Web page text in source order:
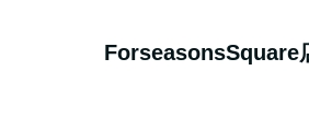
ForseasonsSquare